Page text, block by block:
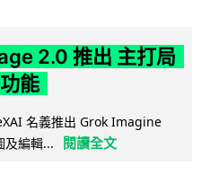
2.0 推出 主打局
能
名義推出 Grok Imagine
編輯...
閱讀全文